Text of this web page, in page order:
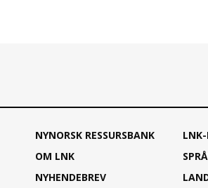
NYNORSK RESSURSBANK
OM LNK
NYHENDEBREV